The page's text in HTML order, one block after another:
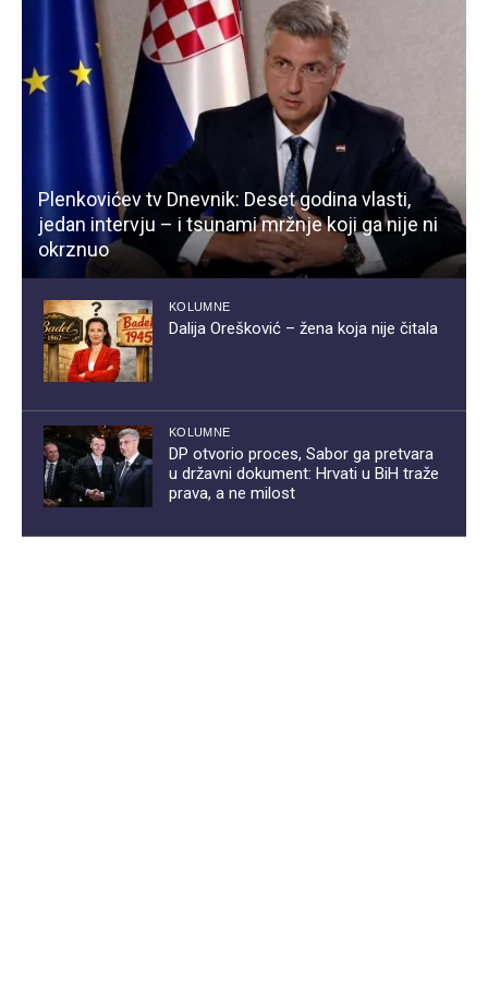
Plenkovićev tv Dnevnik: Deset godina vlasti,
jedan intervju – i tsunami mržnje koji ga nije ni
okrznuo
KOLUMNE
Dalija Orešković – žena koja nije čitala
KOLUMNE
DP otvorio proces, Sabor ga pretvara
u državni dokument: Hrvati u BiH traže
prava, a ne milost